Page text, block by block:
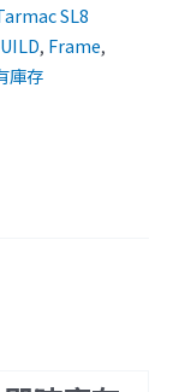
SL8
, Frame,
庫存